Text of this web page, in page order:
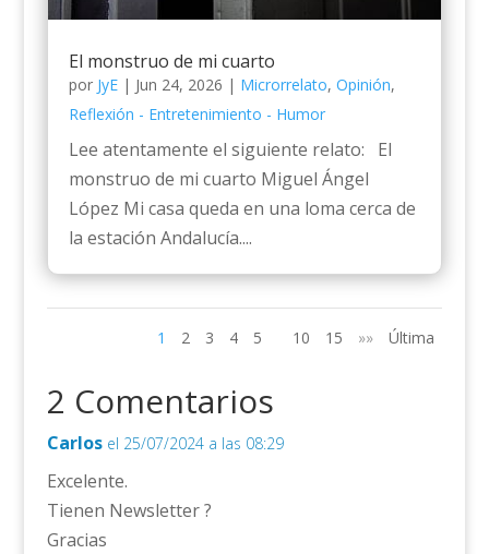
El monstruo de mi cuarto
por JyE| Jun 24, 2026 | Microrrelato, Opinión,
Reflexión - Entretenimiento - Humor
Lee atentamente el siguiente relato: El
monstruo de mi cuarto Miguel Ángel
López Mi casa queda en una loma cerca de
la estación Andalucía....
1 2 3 4 5 10 15 »» Última
2 Comentarios
Carlos el 25/07/2024 a las 08:29
Excelente.
Tienen Newsletter ?
Gracias